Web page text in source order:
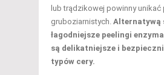
lub trądzikowej powinny unikać
gruboziarnistych. Alternatywą
łagodniejsze peelingi
są delikatniejsze i
typów cery.